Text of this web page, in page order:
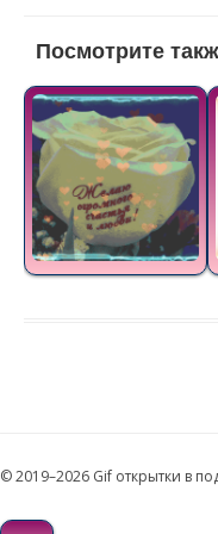
Посмотрите
© 2019–2026 Gif открытки в